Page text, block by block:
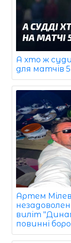
А хто ж
для матчів
Артем
виліт
повинні